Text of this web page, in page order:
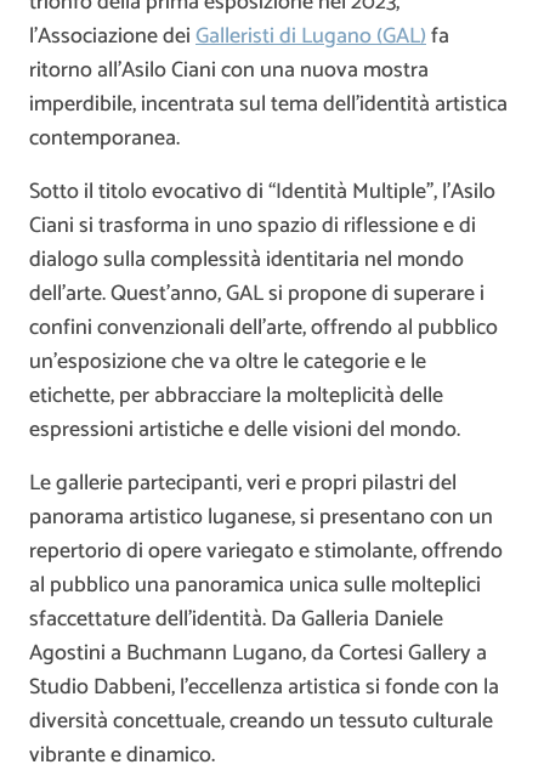
l’Associazione deiGalleristi di Lugano (GAL)fa
ritorno all’Asilo Ciani con una nuova mostra
imperdibile, incentrata sul tema dell’identità artistica
contemporanea.
Sotto il titolo evocativo di “Identità Multiple”, l’Asilo
Ciani si trasforma in uno spazio di riflessione e di
dialogo sulla complessità identitaria nel mondo
dell’arte. Quest’anno, GAL si propone di superare i
confini convenzionali dell’arte, offrendo al pubblico
un’esposizione che va oltre le categorie e le
etichette, per abbracciare la molteplicità delle
espressioni artistiche e delle visioni del mondo.
Le gallerie partecipanti, veri e propri pilastri del
panorama artistico luganese, si presentano con un
repertorio di opere variegato e stimolante, offrendo
al pubblico una panoramica unica sulle molteplici
sfaccettature dell’identità. Da Galleria Daniele
Agostini a Buchmann Lugano, da Cortesi Gallery a
Studio Dabbeni, l’eccellenza artistica si fonde con la
diversità concettuale, creando un tessuto culturale
vibrante e dinamico.